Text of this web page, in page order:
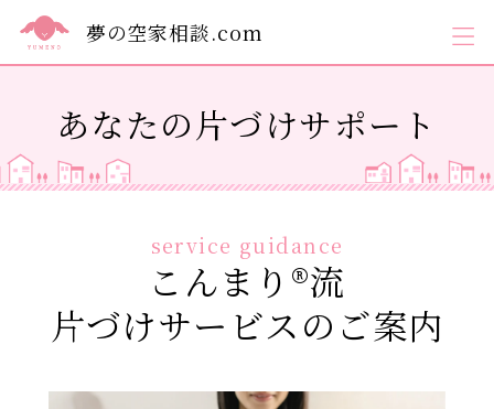
夢の空家相談.com
あなたの片づけサポート
service guidance
こんまり®流
片づけサービスのご案内